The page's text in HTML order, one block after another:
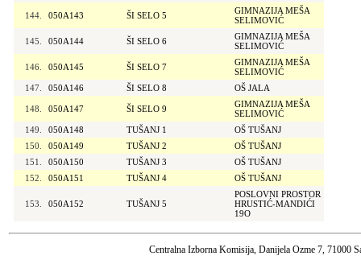
144. 050A143 ŠI SELO 5
GIMNAZIJA MEŠA
SELIMOVIĆ
145. 050A144 ŠI SELO 6
GIMNAZIJA MEŠA
SELIMOVIĆ
146. 050A145 ŠI SELO 7
GIMNAZIJA MEŠA
SELIMOVIĆ
147.
050A146 ŠI SELO 8 OŠ JALA
148. 050A147 ŠI SELO 9
GIMNAZIJA MEŠA
SELIMOVIĆ
149.
050A148 TUŠANJ 1
OŠ TUŠANJ
150.
050A149 TUŠANJ 2
OŠ TUŠANJ
151.
050A150 TUŠANJ 3
OŠ TUŠANJ
152.
050A151 TUŠANJ 4 OŠ TUŠANJ
153. 050A152 TUŠANJ 5
POSLOVNI PROSTOR
HRUSTIĆ-MANDIĆI
19O
Centralna Izborna Komisija, Danijela Ozme 7, 71000